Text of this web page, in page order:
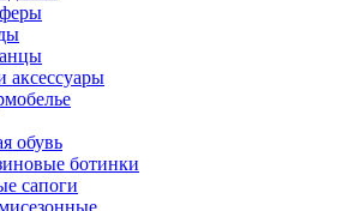
аксессуары
обувь
ботинки
сапоги